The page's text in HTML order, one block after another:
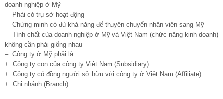
doanh nghiệp ở Mỹ
– Phải có trụ sở hoạt động
– Chứng minh có đủ khả năng để thuyên chuyển nhân viên sang Mỹ
– Tính chất của doanh nghiệp ở Mỹ và Việt Nam (chức năng kinh doanh)
không cần phải giống nhau
– Công ty ở Mỹ phải là:
+ Công ty con của công ty Việt Nam (Subsidiary)
+ Công ty có đồng người sở hữu với công ty ở Việt Nam (Affiliate)
+ Chi nhánh (Branch)